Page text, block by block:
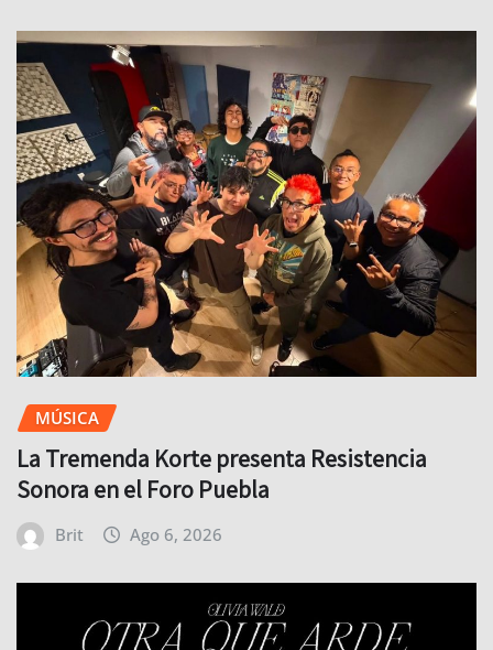
MÚSICA
La Tremenda Korte presenta Resistencia
Sonora en el Foro Puebla
Brit Ago 6, 2026